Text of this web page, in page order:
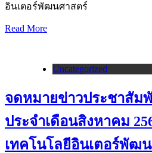
อินเตอร์พัฒนศาสตร์
Read More
Uncategorized
จดหมายข่าวประชาสัม
ประจำเดือนสิงหาคม
เทคโนโลยีอินเตอร์พัฒ